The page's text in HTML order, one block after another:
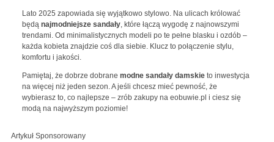
Lato 2025 zapowiada się wyjątkowo stylowo. Na ulicach królować
będą najmodniejsze sandały, które łączą wygodę z najnowszymi
trendami. Od minimalistycznych modeli po te pełne blasku i ozdób –
każda kobieta znajdzie coś dla siebie. Klucz to połączenie stylu,
komfortu i jakości.
Pamiętaj, że dobrze dobrane modne sandały damskieto inwestycja
na więcej niż jeden sezon. A jeśli chcesz mieć pewność, że
wybierasz to, co najlepsze – zrób zakupy na eobuwie.pl i ciesz się
modą na najwyższym poziomie!
Artykuł Sponsorowany